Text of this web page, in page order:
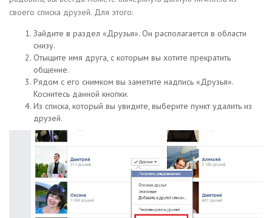
своего списка друзей. Для этого:
Зайдите в раздел «Друзья». Он располагается в области
снизу.
Отыщите имя друга, с которым вы хотите прекратить
общение.
Рядом с его снимком вы заметите надпись «Друзья».
Коснитесь данной кнопки.
Из списка, который вы увидите, выберите пункт удалить из
друзей.